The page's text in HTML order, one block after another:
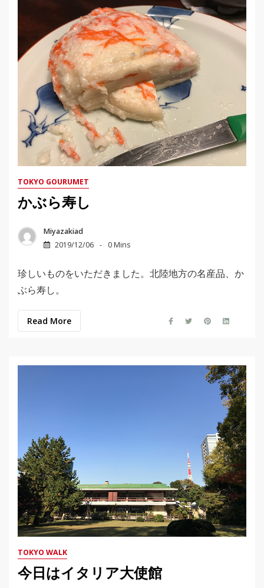
TOKYO GOURUMET
かぶら寿し
Miyazakiad
2019/12/06
0 Mins
珍しいものをいただきました。北陸地方の名産品、か
ぶら寿し。
Read More
TOKYO WALK
今日はイタリア大使館